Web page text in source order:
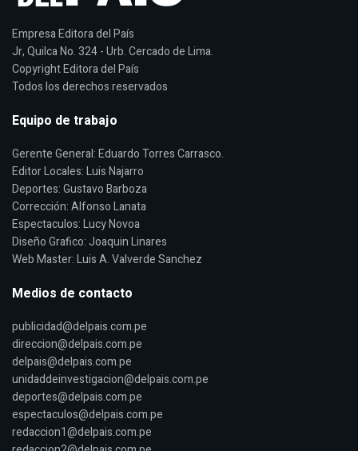
Empresa Editora del País
Jr, Quilca No. 324 - Urb. Cercado de Lima.
Copyright Editora del País
Todos los derechos reservados
Equipo de trabajo
Gerente General: Eduardo Torres Carrasco.
Editor Locales: Luis Najarro
Deportes: Gustavo Barboza
Corrección: Alfonso Lanata
Espectaculos: Lucy Novoa
Diseño Grafico: Joaquin Linares
Web Master: Luis A. Valverde Sanchez
Medios de contacto
publicidad@delpais.com.pe
direccion@delpais.com.pe
delpais@delpais.com.pe
unidaddeinvestigacion@delpais.com.pe
deportes@delpais.com.pe
espectaculos@delpais.com.pe
redaccion1@delpais.com.pe